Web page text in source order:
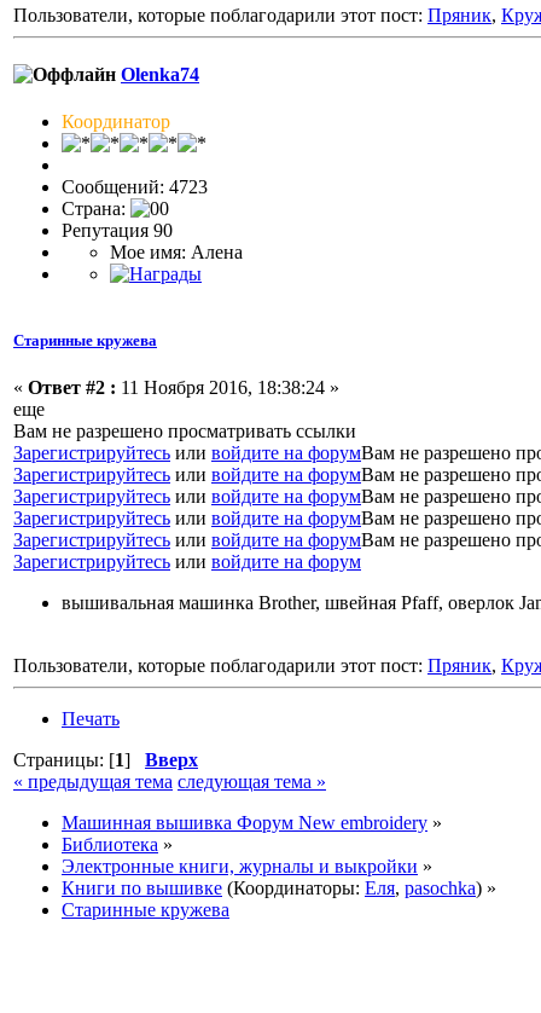
Пользователи, которые поблагодарили этот пост: Пряник,
Olenka74
Координатор
Сообщений: 4723
Страна:
Репутация 90
Мое имя: Алена
Старинные кружева
« Ответ #2 : 11 Ноября 2016, 18:38:24 »
еще
Вам не разрешено просматривать ссылки
Зарегистрируйтесь или войдите на форумВам не разрешено
Зарегистрируйтесь или войдите на форумВам не разрешено
Зарегистрируйтесь или войдите на форумВам не разрешено
Зарегистрируйтесь или войдите на форумВам не разрешено
Зарегистрируйтесь или войдите на форумВам не разрешено
Зарегистрируйтесь или войдите на форум
вышивальная машинка Brother, швейная Pfaff, оверлок
Пользователи, которые поблагодарили этот пост: Пряник,
Печать
Страницы: [1] Вверх
« предыдущая тема следующая тема »
Машинная вышивка Форум New embroidery »
Библиотека »
Электронные книги, журналы и выкройки »
Книги по вышивке (Координаторы: Еля, pasochka) »
Старинные кружева